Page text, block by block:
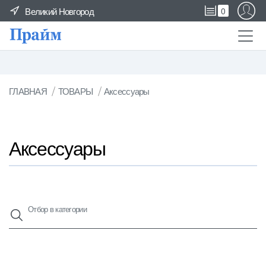
Великий Новгород 0
ГЛАВНАЯ ТОВАРЫ Аксессуары
Аксессуары
Отбор в категории